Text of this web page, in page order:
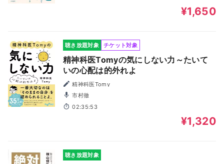
¥1,650
聴き放題対象 チケット対象
精神科医Tomyの気にしない力～たいて
いの心配は的外れよ
精神科医Tomy
市村徹
02:35:53
¥1,320
聴き放題対象